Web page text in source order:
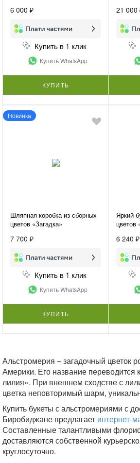
6 000 ₽
Купить в 1 клик
Купить WhatsApp
КУПИТЬ
21 000
Новинка
Шляпная коробка из сборных
цветов «Загадка»
7 700 ₽
Купить в 1 клик
Купить WhatsApp
КУПИТЬ
Яркий
цветов
6 240 ₽
Альстромерия – загадочный цветок
Америки. Его название переводится
лилия». При внешнем сходстве с
цветка неповторимый шарм,
Купить букеты с альстромериями с
Биробиджане предлагает интернет-
Составленные талантливыми
доставляются собственной
круглосуточно.